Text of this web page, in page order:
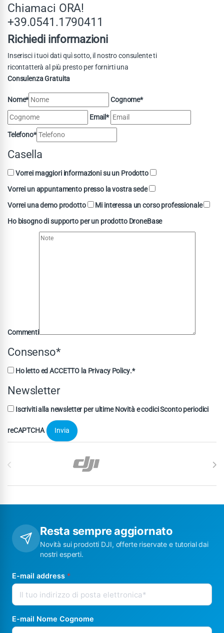
Chiamaci ORA!
+39.0541.1790411
Richiedi informazioni
Inserisci i tuoi dati quì sotto, il nostro consulente ti
ricontatterà al più presto per fornirti una
Consulenza Gratuita
Nome* Cognome*
Email*
Telefono*
Casella
Vorrei maggiori informazioni su un Prodotto
Vorrei un appuntamento presso la vostra sede
Vorrei una demo prodotto
Mi interessa un corso professionale
Ho bisogno di supporto per un prodotto DroneBase
Commenti
Consenso*
Ho letto ed ACCETTO la Privacy Policy.*
Newsletter
Iscriviti alla newsletter per ultimeNovitàe codiciScontoperiodici
reCAPTCHA
Resta sempre aggiornato
Novità sui prodotti DJI, offerte riservate e tutorial dai
nostri esperti.
E-mail address *
E-mail Nome Cognome